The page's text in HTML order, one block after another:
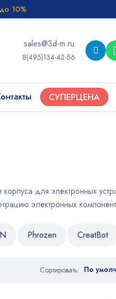
10%
sales@3d-m.ru
8(495)134-42-56
СУПЕРЦЕНА
для электронных
электронных
Phrozen CreatBot
Сортировать: По